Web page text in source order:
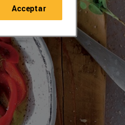
Acceptar